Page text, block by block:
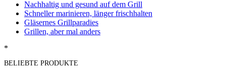
Nachhaltig und gesund auf dem Grill
Schneller marinieren, länger frischhalten
Gläsernes Grillparadies
Grillen, aber mal anders
*
BELIEBTE PRODUKTE